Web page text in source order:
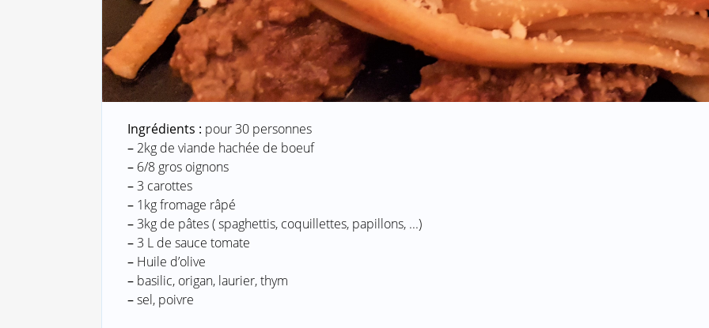
Ingrédients : pour 30 personnes
–2kg de viande hachée de boeuf
–6/8 gros oignons
–3 carottes
–1kg fromage râpé
–3kg de pâtes ( spaghettis, coquillettes, papillons, ...)
–3 L de sauce tomate
–Huile d’olive
–basilic, origan, laurier, thym
–sel, poivre